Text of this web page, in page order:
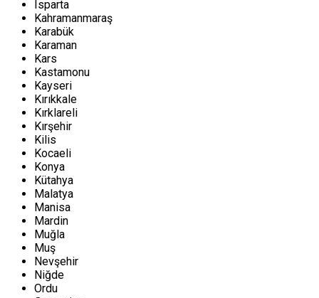
Isparta
Kahramanmaraş
Karabük
Karaman
Kars
Kastamonu
Kayseri
Kırıkkale
Kırklareli
Kırşehir
Kilis
Kocaeli
Konya
Kütahya
Malatya
Manisa
Mardin
Muğla
Muş
Nevşehir
Niğde
Ordu